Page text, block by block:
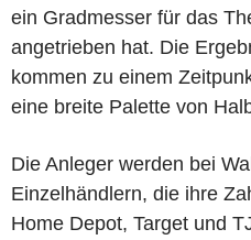
ein Gradmesser für das
angetrieben hat. Die
kommen zu einem
eine breite Palette von
Die Anleger werden bei
Einzelhändlern, die ihre
Home Depot, Target und